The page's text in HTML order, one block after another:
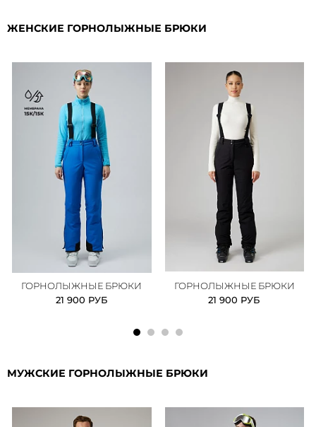
ЖЕНСКИЕ ГОРНОЛЫЖНЫЕ БРЮКИ
ГОРНОЛЫЖНЫЕ БРЮКИ
21 900 РУБ
ГОРНОЛЫЖНЫЕ БРЮКИ
21 900 РУБ
МУЖСКИЕ ГОРНОЛЫЖНЫЕ БРЮКИ